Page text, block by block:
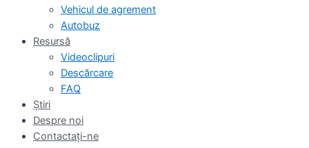
Vehicul de agrement
Autobuz
Resursă
Videoclipuri
Descărcare
FAQ
Ştiri
Despre noi
Contactaţi-ne